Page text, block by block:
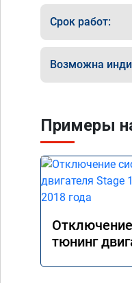
Срок работ:
Возможна
Примеры
тюнинг